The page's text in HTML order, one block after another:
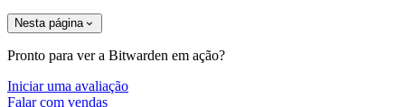
Nesta página
Pronto para ver a Bitwarden em ação?
Iniciar uma avaliação
Falar com vendas